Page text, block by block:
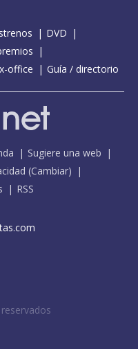
DVD
office Guía / directorio
Sugiere una web
(Cambiar)
RSS